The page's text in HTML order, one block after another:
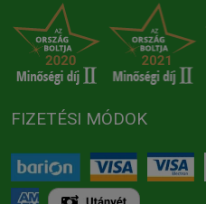
FIZETÉSI MÓDOK